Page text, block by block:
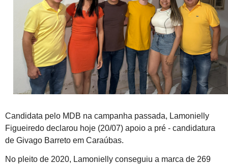
Candidata pelo MDB na campanha passada, Lamonielly
Figueiredo declarou hoje (20/07) apoio a pré - candidatura
de Givago Barreto em Caraúbas.
No pleito de 2020, Lamonielly conseguiu a marca de 269